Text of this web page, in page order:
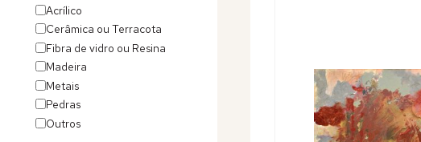
Acrílico
Cerâmica ou Terracota
Fibra de vidro ou Resina
Madeira
Metais
Pedras
Outros